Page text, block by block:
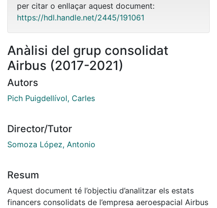
per citar o enllaçar aquest document:
https://hdl.handle.net/2445/191061
Anàlisi del grup consolidat
Airbus (2017-2021)
Autors
Pich Puigdellívol, Carles
Director/Tutor
Somoza López, Antonio
Resum
Aquest document té l’objectiu d’analitzar els estats
financers consolidats de l’empresa aeroespacial Airbus